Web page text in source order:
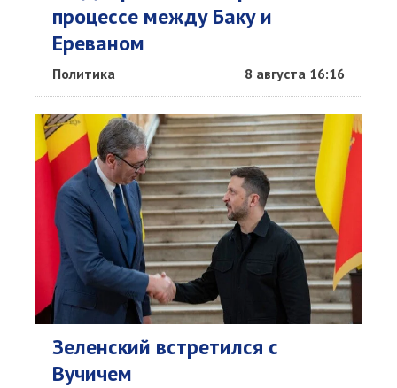
процессе между Баку и
Ереваном
Политика 8 августа 16:16
Зеленский встретился с
Вучичем